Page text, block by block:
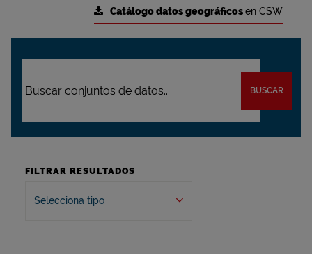
Catálogo datos geográficosen CSW
BUSCAR
FILTRAR RESULTADOS
Selecciona tipo